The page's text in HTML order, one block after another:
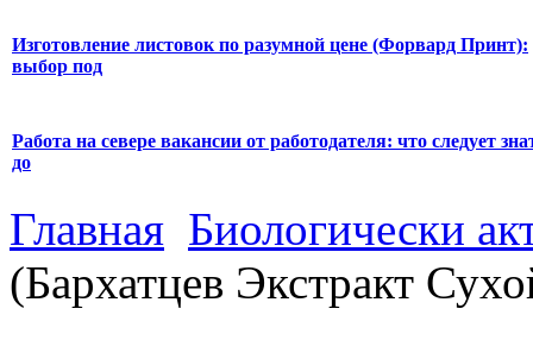
Изготовление листовок по разумной цене (Форвард Принт):
выбор под
Работа на севере вакансии от работодателя: что следует
до
Главная Биологически
(Бархатцев Экстракт